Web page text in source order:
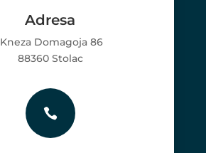
Adresa
Kneza Domagoja 86
88360 Stolac
